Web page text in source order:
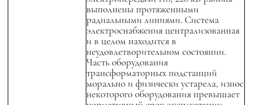
выполнены протяженными
радиальными линиями. Система
электроснабжения централизованная
и в целом находится в
неудовлетворительном состоянии.
Часть оборудования
трансформаторных подстанций
морально и физически устарела, износ
некоторого оборудования превышает